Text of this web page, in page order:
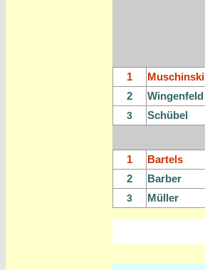
1 Muschinski
2
Wingenfeld
3 Schübel
1
Bartels
2
Barber
3 Müller